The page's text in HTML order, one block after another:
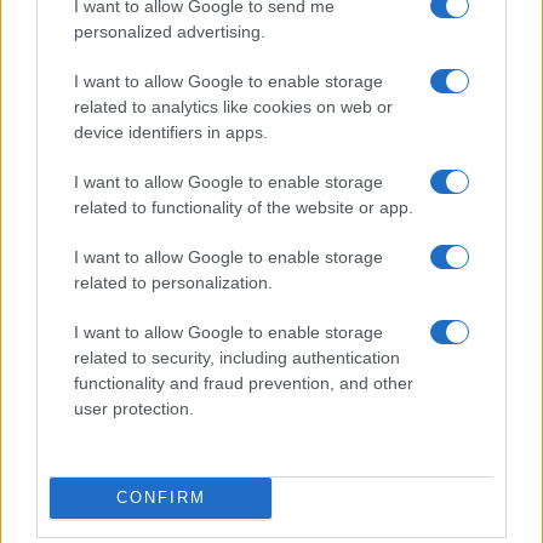
I want to allow Google to send me
personalized advertising.
I want to allow Google to enable storage
related to analytics like cookies on web or
device identifiers in apps.
I want to allow Google to enable storage
related to functionality of the website or app.
I want to allow Google to enable storage
related to personalization.
I want to allow Google to enable storage
related to security, including authentication
functionality and fraud prevention, and other
user protection.
CONFIRM
“guerre infinite” e promuovendo gli
Accordi di
Abramo, che hanno segnato un’importante svolta
nei rapporti tra Israele e diversi Paesi arabi.
Questi elementi dimostrano che la sua politica
non è stata improntata al caos e all’autoritarismo,
come spesso dipinto dalla sinistra, ma piuttosto
una forma di realismo politico
amministrazione ha quindi mostrato un volto
diplomatico che, paradossalmente, si discosta
dalle accuse di unilateralismo e belligeranza che
La sua logica, pur legata anche a un ritorno